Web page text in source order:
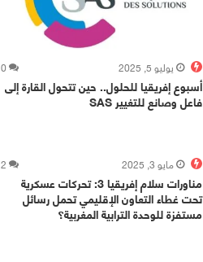
يوليو 5, 2025 0
أسبوع إفريقيا للحلول.. حين تتحول القارة إلى
فاعل وصانع للتغيير SAS
مايو 3, 2025 2
مناورات سلام إفريقيا 3: تحركات عسكرية
تحت غطاء التعاون الإقليمي تحمل رسائل
مستفزة للوحدة الترابية المغربية؟